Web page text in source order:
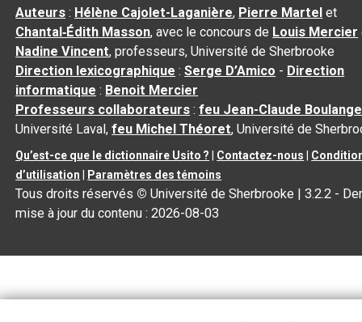
Auteurs : Hélène Cajolet-Laganière, Pierre Martel et
Chantal‑Édith Masson, avec le concours de Louis Mercier
Nadine Vincent, professeurs, Université de Sherbrooke
Direction lexicographique :Serge D’Amico - Direction
informatique : Benoit Mercier
Professeurs collaborateurs :feu Jean-Claude
Université Laval,feu Michel Théoret, Université de
Qu’est-ce que le dictionnaire Usito ? Contactez-nous
d’utilisation
Paramètres des témoins
Tous droits réservés © Université de Sherbrooke |3.2.2 -
mise à jour du contenu :2026-08-03